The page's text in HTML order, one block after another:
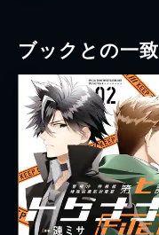
ブックとの一致